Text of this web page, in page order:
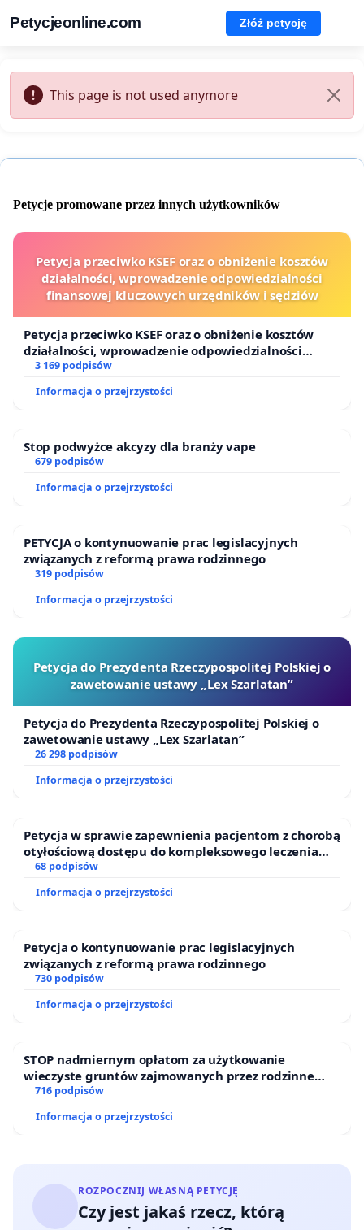
Petycjeonline.com Złóż petycję
This page is not used anymore
Petycje promowane przez innych użytkowników
Petycja przeciwko KSEF oraz o obniżenie kosztów
działalności, wprowadzenie odpowiedzialności
finansowej kluczowych urzędników i sędziów
Petycja przeciwko KSEF oraz o obniżenie kosztów
działalności, wprowadzenie odpowiedzialności
finansowej kluczowych urzędników i sędziów
3 169 podpisów
Informacja o przejrzystości
Stop podwyżce akcyzy dla branży vape
679 podpisów
Informacja o przejrzystości
PETYCJA o kontynuowanie prac legislacyjnych
związanych z reformą prawa rodzinnego
319 podpisów
Informacja o przejrzystości
Petycja do Prezydenta Rzeczypospolitej Polskiej o
zawetowanie ustawy „Lex Szarlatan”
Petycja do Prezydenta Rzeczypospolitej Polskiej o
zawetowanie ustawy „Lex Szarlatan”
26 298 podpisów
Informacja o przejrzystości
Petycja w sprawie zapewnienia pacjentom z chorobą
otyłościową dostępu do kompleksowego leczenia
oraz programów profilaktycznych.
68 podpisów
Informacja o przejrzystości
Petycja o kontynuowanie prac legislacyjnych
związanych z reformą prawa rodzinnego
730 podpisów
Informacja o przejrzystości
STOP nadmiernym opłatom za użytkowanie
wieczyste gruntów zajmowanych przez rodzinne
ogrody działkowe.
716 podpisów
Informacja o przejrzystości
ROZPOCZNIJ WŁASNĄ PETYCJĘ
Czy jest jakaś rzecz, którą